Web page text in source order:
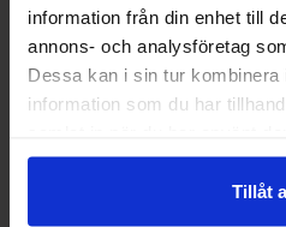
information från din enhet till
annons- och analysföretag
Dessa kan i sin tur kombinera
information som du har
Tillåt
Fransk Fruktkola 100g
13.90 kr